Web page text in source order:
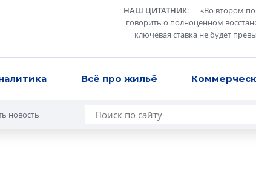
НАШ ЦИТАТНИК: «Во втором
говорить о полноценном
ключевая ставка не будет
Всё про жильё
новость